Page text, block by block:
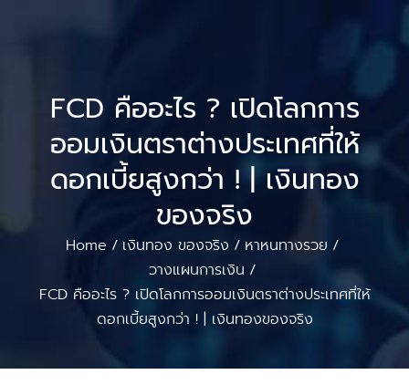
FCD คืออะไร ? เปิดโลกการ
ออมเงินตราต่างประเทศที่ให้
ดอกเบี้ยสูงกว่า ! | เงินทอง
ของจริง
Home / เงินทอง ของจริง / หาหนทางรวย /
วางแผนการเงิน /
FCD คืออะไร ? เปิดโลกการออมเงินตราต่างประเทศที่ให้
ดอกเบี้ยสูงกว่า ! | เงินทองของจริง